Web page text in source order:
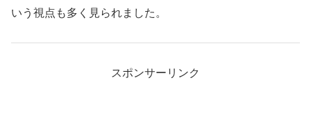
いう視点も多く見られました。
スポンサーリンク